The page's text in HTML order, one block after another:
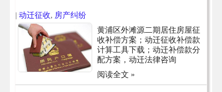
| 动迁征收, 房产纠纷
黄浦区外滩源二期居住房屋征
收补偿方案；动迁征收补偿款
计算工具下载；动迁补偿款分
配方案，动迁法律咨询
阅读全文 »